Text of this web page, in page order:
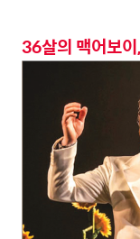
36살의 맥어보